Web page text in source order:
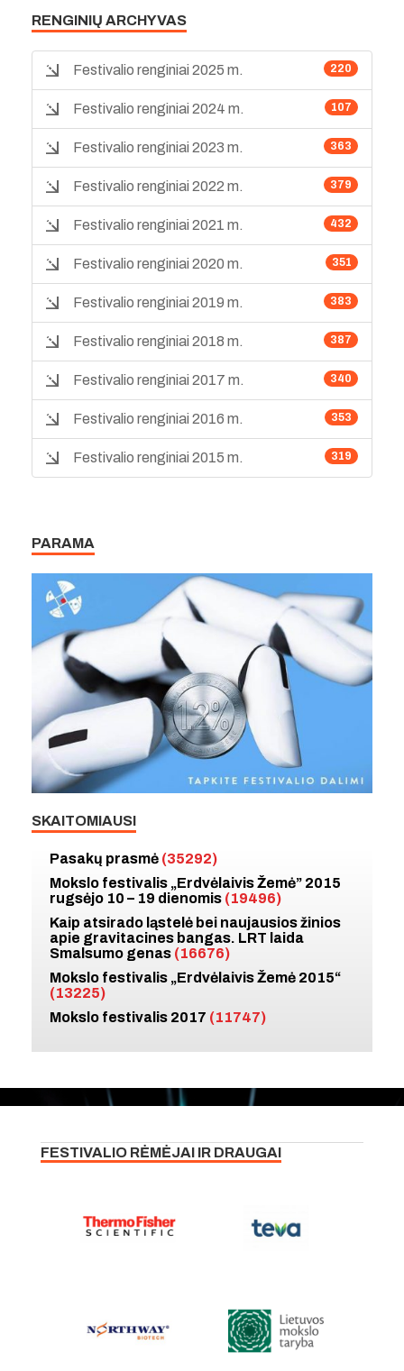
RENGINIŲ ARCHYVAS
220
Festivalio renginiai 2025 m.
107
Festivalio renginiai 2024 m.
363
Festivalio renginiai 2023 m.
379
Festivalio renginiai 2022 m.
432
Festivalio renginiai 2021 m.
351
Festivalio renginiai 2020 m.
383
Festivalio renginiai 2019 m.
387
Festivalio renginiai 2018 m.
340
Festivalio renginiai 2017 m.
353
Festivalio renginiai 2016 m.
319
Festivalio renginiai 2015 m.
PARAMA
SKAITOMIAUSI
Pasakų prasmė (35292)
Mokslo festivalis „Erdvėlaivis Žemė” 2015
rugsėjo 10 – 19 dienomis (19496)
Kaip atsirado ląstelė bei naujausios žinios
apie gravitacines bangas. LRT laida
Smalsumo genas (16676)
Mokslo festivalis „Erdvėlaivis Žemė 2015“
(13225)
Mokslo festivalis 2017 (11747)
FESTIVALIO RĖMĖJAI IR DRAUGAI